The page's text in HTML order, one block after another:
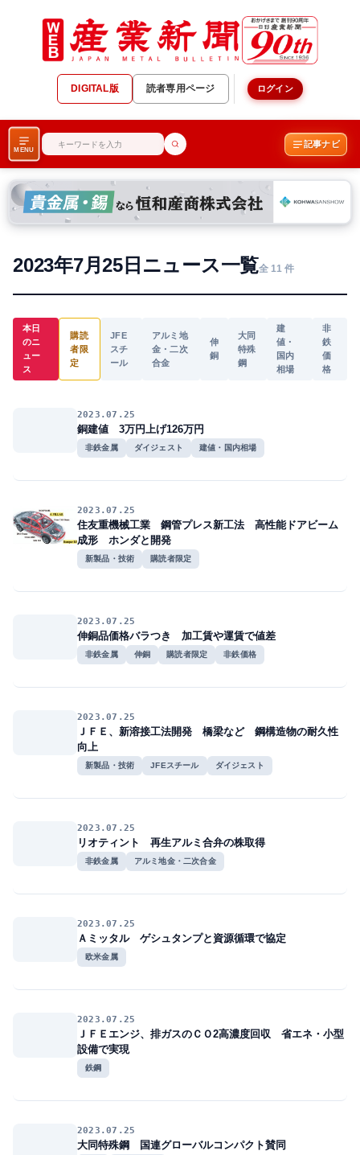
DIGITAL版 読者専用ページ ログイン
MENU
記事ナビ
2023年7月25日ニュース一覧全 11 件
本日
のニ
ュー
ス
購読
者限
定
JFE
スチ
ール
アルミ地
金・二次
合金
伸
銅
大同
特殊
鋼
建
値・
国内
相場
非
鉄
価
格
2023.07.25
銅建値 3万円上げ126万円
非鉄金属 ダイジェスト 建値・国内相場
2023.07.25
住友重機械工業 鋼管プレス新工法 高性能ドアビーム
成形 ホンダと開発
新製品・技術 購読者限定
2023.07.25
伸銅品価格バラつき 加工賃や運賃で値差
非鉄金属 伸銅 購読者限定 非鉄価格
2023.07.25
ＪＦＥ、新溶接工法開発 橋梁など 鋼構造物の耐久性
向上
新製品・技術 JFEスチール ダイジェスト
2023.07.25
リオティント 再生アルミ合弁の株取得
非鉄金属 アルミ地金・二次合金
2023.07.25
Ａミッタル ゲシュタンプと資源循環で協定
欧米金属
2023.07.25
ＪＦＥエンジ、排ガスのＣＯ2高濃度回収 省エネ・小型
設備で実現
鉄鋼
2023.07.25
大同特殊鋼 国連グローバルコンパクト賛同